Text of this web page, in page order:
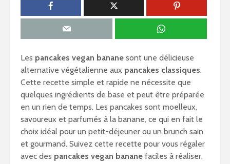
Les pancakes vegan banane sont une délicieuse
alternative végétalienne aux pancakes classiques.
Cette recette simple et rapide ne nécessite que
quelques ingrédients de base et peut être préparée
en un rien de temps. Les pancakes sont moelleux,
savoureux et parfumés à la banane, ce qui en fait le
choix idéal pour un petit-déjeuner ou un brunch sain
et gourmand. Suivez cette recette pour vous régaler
avec des pancakes vegan banane faciles à réaliser.